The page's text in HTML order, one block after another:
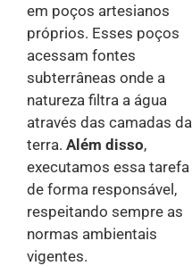
em poços artesianos
próprios. Esses poços
acessam fontes
subterrâneas onde a
natureza filtra a água
através das camadas da
terra. Além disso,
executamos essa tarefa
de forma responsável,
respeitando sempre as
normas ambientais
vigentes.